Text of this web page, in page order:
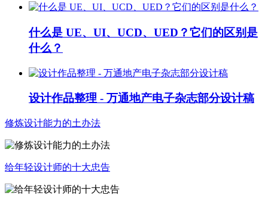
什么是 UE、UI、UCD、UED？它们的区别是
什么？
设计作品整理 - 万通地产电子杂志部分设计稿
修炼设计能力的土办法
给年轻设计师的十大忠告